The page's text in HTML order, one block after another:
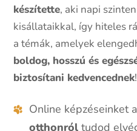
készítette, aki napi
kisállataikkal, így hiteles
a témák, amelyek
boldog, hosszú és
biztosítani kedvencednek!
Online képzéseinket
otthonról tudod